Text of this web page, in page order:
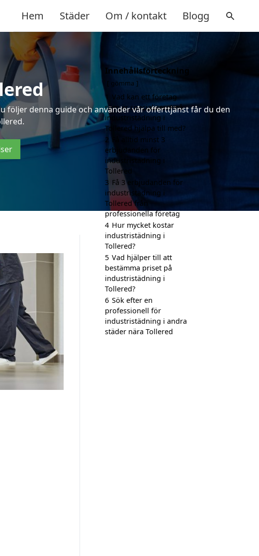
Hem Städer Om / kontakt Blogg
följer denna guide och använder vår offerttjänst får du den
Innehållsförteckning
gömma
1 Vad kan ett företag
som är specialiserat på
industristädning i
Tollered hjälpa till med?
2 Få alltid minst 3
erbjudanden för
industristädning i
Tollered
3 Få 3 erbjudanden för
industristädning i
Tollered från
professionella företag
4 Hur mycket kostar
industristädning i
Tollered?
5 Vad hjälper till att
bestämma priset på
industristädning i
Tollered?
6 Sök efter en
professionell för
industristädning i andra
städer nära Tollered